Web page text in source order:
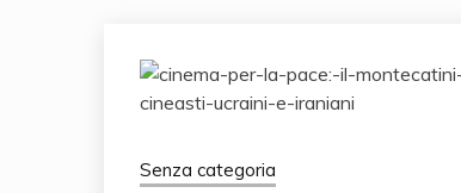
Senza categoria